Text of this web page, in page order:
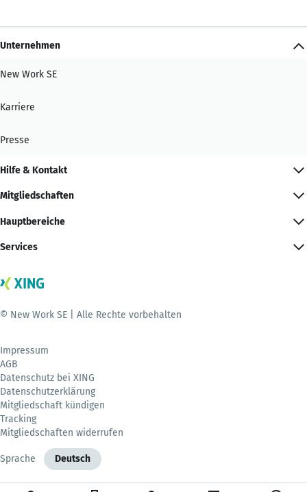
Unternehmen
New Work SE
Karriere
Presse
Hilfe & Kontakt
Mitgliedschaften
Hauptbereiche
Services
© New Work SE | Alle Rechte vorbehalten
Impressum
AGB
Datenschutz bei XING
Datenschutzerklärung
Mitgliedschaft kündigen
Tracking
Mitgliedschaften widerrufen
Sprache Deutsch